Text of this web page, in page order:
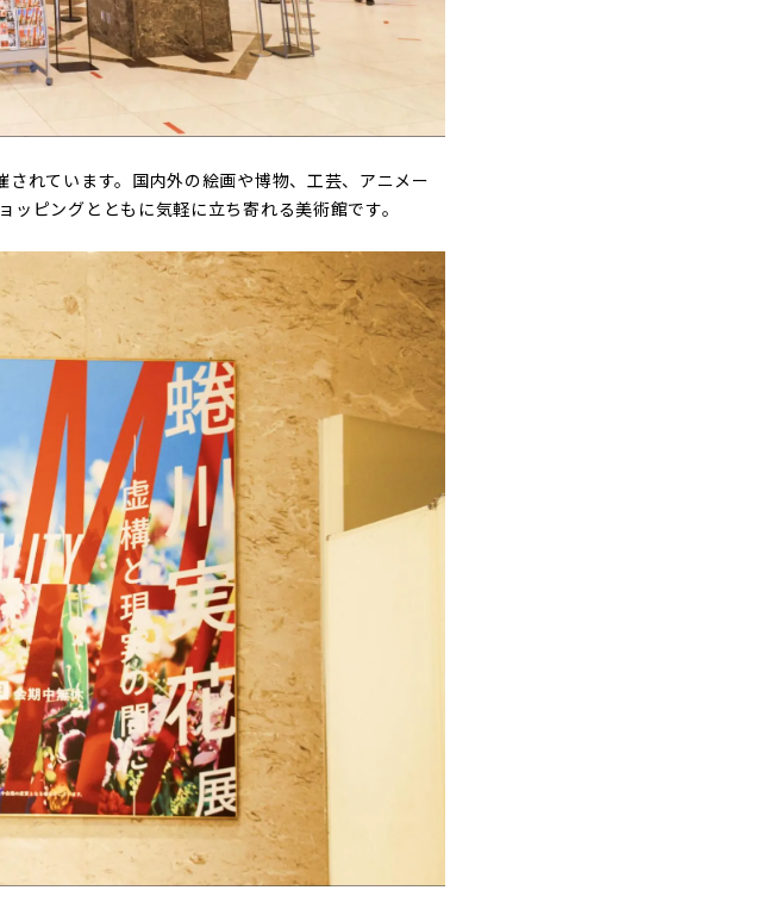
れています。国内外の絵画や博物、工芸、アニメー
ピングとともに気軽に立ち寄れる美術館です。